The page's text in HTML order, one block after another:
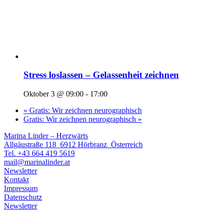
Stress loslassen – Gelassenheit zeichnen
Oktober 3 @ 09:00 - 17:00
« Gratis: Wir zeichnen neurographisch
Gratis: Wir zeichnen neurographisch »
Marina Linder – Herzwärts
Allgäustraße 118 6912 Hörbranz Österreich
Tel. +43 664 419 5619
mail@marinalinder.at
Newsletter
Kontakt
Impressum
Datenschutz
Newsletter